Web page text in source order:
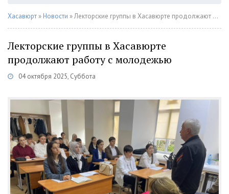
Хасавюрт » Новости » Лекторские группы в Хасавюрте продолжают работу с молодежью
Лекторские группы в Хасавюрте
продолжают работу с молодежью
04 октября 2025, Суббота